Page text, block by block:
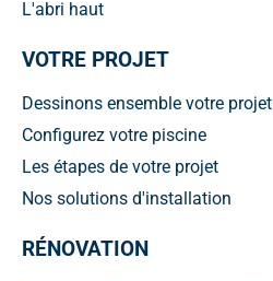
L'abri haut
VOTRE PROJET
Dessinons ensemble votre projet
Configurez votre piscine
Les étapes de votre projet
Nos solutions d'installation
RÉNOVATION